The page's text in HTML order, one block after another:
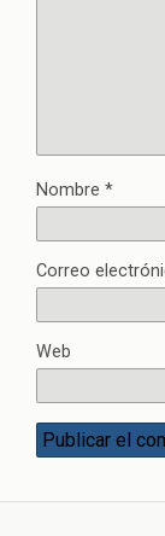
Nombre *
Correo
Web